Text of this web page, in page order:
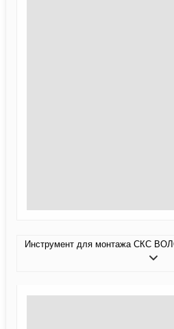
Инструмент для монтажа СКС